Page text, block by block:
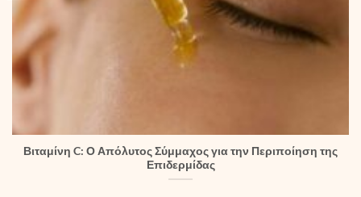
Βιταμίνη C: Ο Απόλυτος Σύμμαχος για την Περιποίηση της
Επιδερμίδας